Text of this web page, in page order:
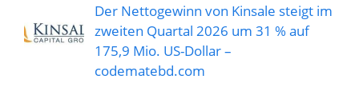
Der Nettogewinn von Kinsale steigt im
zweiten Quartal 2026 um 31 % auf
175,9 Mio. US-Dollar –
codematebd.com